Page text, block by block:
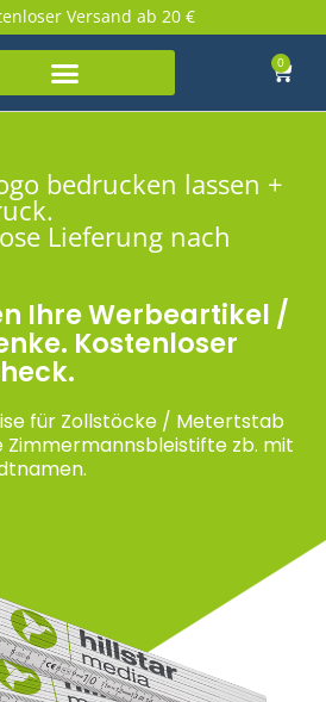
Versand ab 20 €
0
bedrucken lassen +
Lieferung nach
Ihre Werbeartikel /
Kostenloser
für Zollstöcke / Metertstab
zb. mit